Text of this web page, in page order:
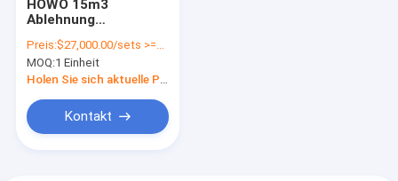
HOWO 15m3
Ablehnung
Abfalldichter
Fahrzeug Euro 3
Preis:$27,000.00/sets >=1 sets
MOQ:1 Einheit
Holen Sie sich aktuelle Preis
Kontakt